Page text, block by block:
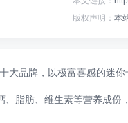
版权声明： 本
大品牌，以极富喜感的迷
脂肪、维生素等营养成